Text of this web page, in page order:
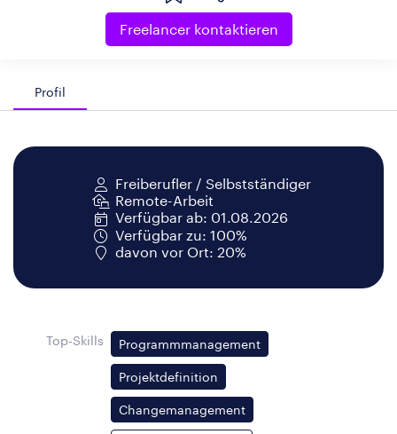
Freelancer kontaktieren
Profil
Freiberufler / Selbstständiger
Remote-Arbeit
Verfügbar ab: 01.08.2026
Verfügbar zu: 100%
davon vor Ort: 20%
Top-Skills Programmmanagement
Projektdefinition
Changemanagement